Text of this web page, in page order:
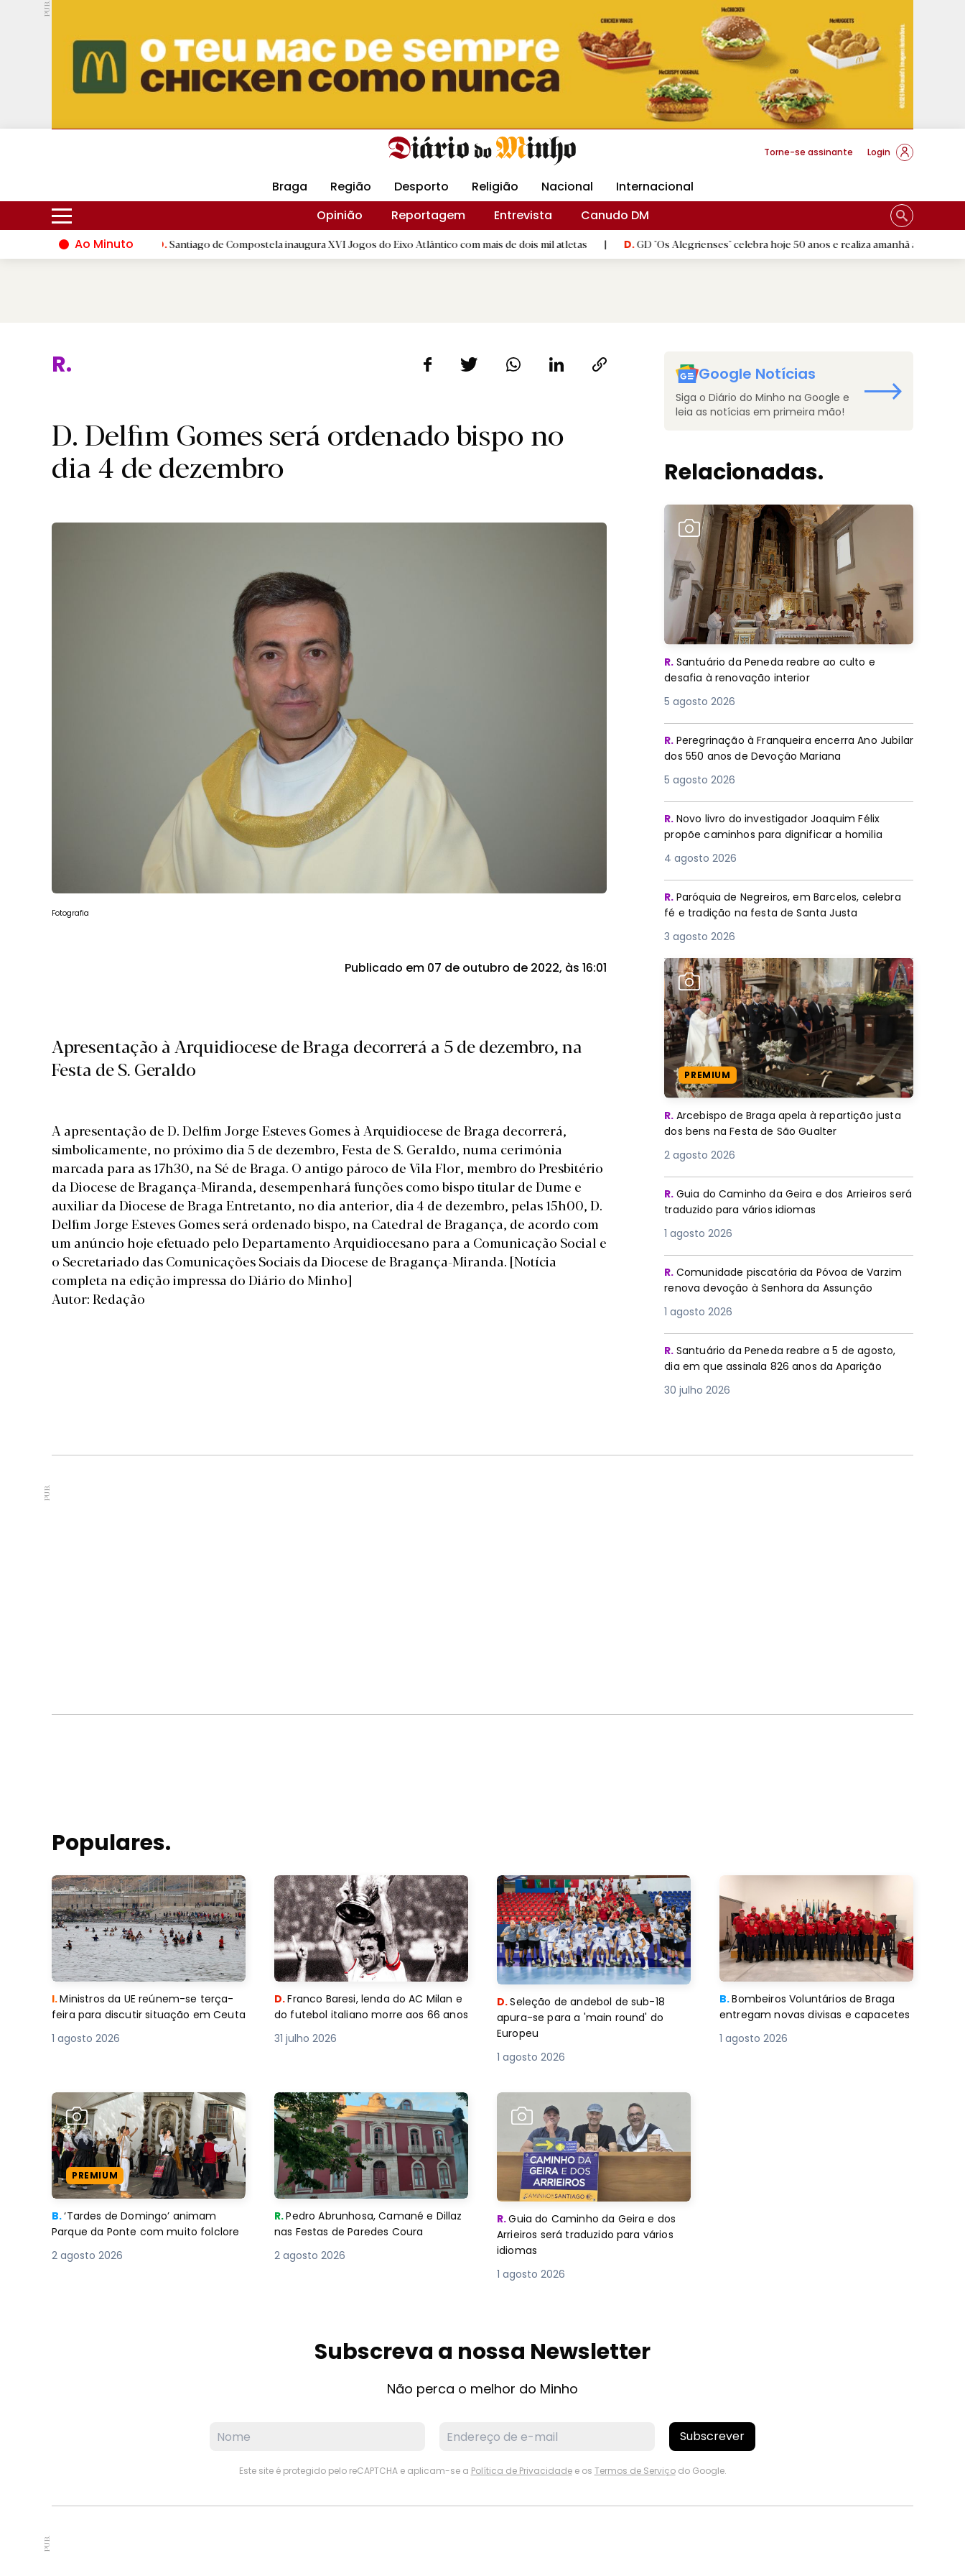
PUB.
Hoje 16ºC 30ºC DMtv Revista Minha Gráfica DM Livraria DM Arquidiocese Braga
Torne-se assinante Login
Braga Região Desporto Religião Nacional
Internacional
Opinião
Reportagem Entrevista
Canudo DM
Ao Minuto
D.Santiago de Compostela inaugura XVI Jogos do Eixo Atlântico com mais de dois mil atletas | D.GD "Os Alegrienses" celebra hoje 50 anos e realiza amanhã a festa comemorativa
Religi
D. Delfim Gomes será ordenado bispo no
dia 4 de dezembro
Fotografia
Publicado em 07 de outubro de 2022, às 16:01
Apresentação à Arquidiocese de Braga decorrerá a 5 de dezembro, na
Festa de S. Geraldo
A apresentação de D. Delfim Jorge Esteves Gomes à Arquidiocese de Braga decorrerá,
simbolicamente, no próximo dia 5 de dezembro, Festa de S. Geraldo, numa cerimónia
marcada para as 17h30, na Sé de Braga. O antigo pároco de Vila Flor, membro do Presbitério
da Diocese de Bragança-Miranda, desempenhará funções como bispo titular de Dume e
auxiliar da Diocese de Braga Entretanto, no dia anterior, dia 4 de dezembro, pelas 15h00, D.
Delfim Jorge Esteves Gomes será ordenado bispo, na Catedral de Bragança, de acordo com
um anúncio hoje efetuado pelo Departamento Arquidiocesano para a Comunicação Social e
o Secretariado das Comunicações Sociais da Diocese de Bragança-Miranda. [Notícia
completa na edição impressa do Diário do Minho]
Autor: Redação
Google Notícias
Siga o Diário do Minho na Google e
leia as notícias em primeira mão!
Relacionadas.
R. Santuário da Peneda reabre ao culto e
desafia à renovação interior
5 agosto 2026
R. Peregrinação à Franqueira encerra Ano Jubilar
dos 550 anos de Devoção Mariana
5 agosto 2026
R. Novo livro do investigador Joaquim Félix
propõe caminhos para dignificar a homilia
4 agosto 2026
R. Paróquia de Negreiros, em Barcelos, celebra
fé e tradição na festa de Santa Justa
3 agosto 2026
PREMIUM
R. Arcebispo de Braga apela à repartição justa
dos bens na Festa de São Gualter
2 agosto 2026
R. Guia do Caminho da Geira e dos Arrieiros será
traduzido para vários idiomas
1 agosto 2026
R. Comunidade piscatória da Póvoa de Varzim
renova devoção à Senhora da Assunção
1 agosto 2026
R. Santuário da Peneda reabre a 5 de agosto,
dia em que assinala 826 anos da Aparição
30 julho 2026
PUB.
Populares.
I.Ministros da UE reúnem-se terça-
feira para discutir situação em Ceuta
1 agosto 2026
D.Franco Baresi, lenda do AC Milan e
do futebol italiano morre aos 66 anos
31 julho 2026
D.Seleção de andebol de sub-18
apura-se para a 'main round' do
Europeu
1 agosto 2026
B.Bombeiros Voluntários de Braga
entregam novas divisas e capacetes
1 agosto 2026
PREMIUM
B.‘Tardes de Domingo’ animam
Parque da Ponte com muito folclore
2 agosto 2026
R.Pedro Abrunhosa, Camané e Dillaz
nas Festas de Paredes Coura
2 agosto 2026
R.Guia do Caminho da Geira e dos
Arrieiros será traduzido para vários
idiomas
1 agosto 2026
Subscreva a nossa Newsletter
Não perca o melhor do Minho
Subscrever
Este site é protegido pelo reCAPTCHA e aplicam-se a Política de Privacidadee os Termos de Serviçodo Google.
PUB.